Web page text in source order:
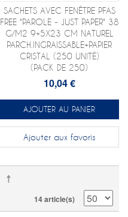
SACHETS AVEC FENÊTRE PFAS
FREE "PAROLE - JUST PAPER" 38
G/M2 9+5X23 CM NATUREL
PARCH.INGRAISSABLE+PAPIER
CRISTAL (250 UNITÉ)
(PACK DE 250)
10,04 €
AJOUTER AU PANIER
Ajouter aux favoris
14 article(s)